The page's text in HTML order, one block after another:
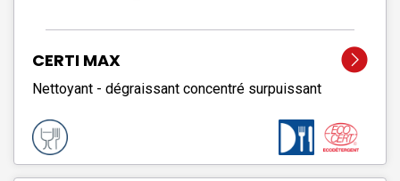
CERTI MAX
Nettoyant - dégraissant concentré surpuissant